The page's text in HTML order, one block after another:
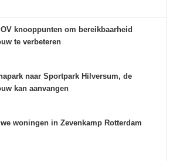
knooppunten om bereikbaarheid
te verbeteren
naar Sportpark Hilversum, de
kan aanvangen
woningen in Zevenkamp Rotterdam